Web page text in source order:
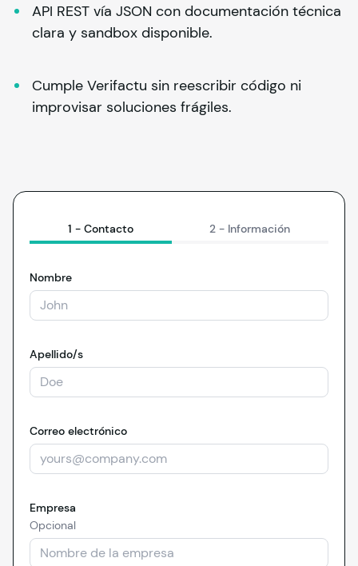
API REST vía JSON con documentación técnica
clara y sandbox disponible.
Cumple Verifactu sin reescribir código ni
improvisar soluciones frágiles.
1 - Contacto 2 - Información
Nombre
Apellido/s
Correo electrónico
Empresa
Opcional